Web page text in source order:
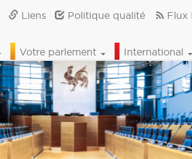
Liens Politique qualité Flux
Votre parlement International